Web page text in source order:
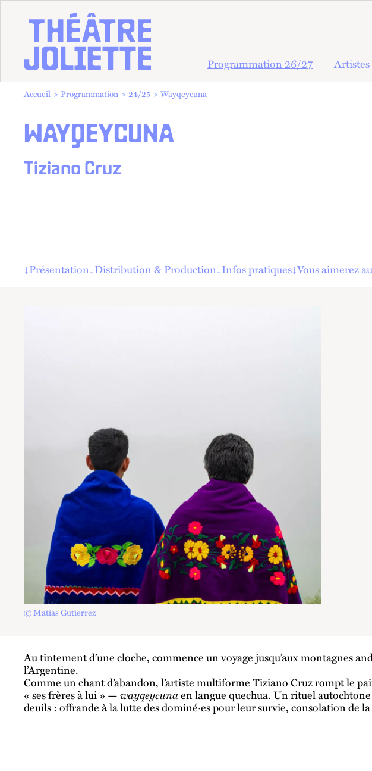
Programmation 26/27
Vous êtes dans :
Accueil Programmation 24/25 Wayqeycuna
WAYQEYCUNA
Tiziano Cruz
↓Présentation↓Distribution & Production↓Infos pratiques↓Vous aimerez
© Matias Gutierrez
Au tintement d’une cloche, commence un voyage jusqu’aux montagnes
l’Argentine.
Comme un chant d’abandon, l’artiste multiforme Tiziano Cruz rompt le
« ses frères à lui » —wayqeycunaen langue quechua. Un rituel
deuils : offrande à la lutte des dominé·es pour leur survie, consolation de